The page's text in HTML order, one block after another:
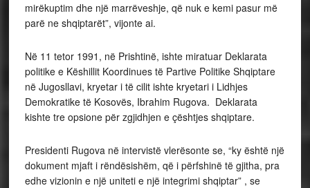
mirëkuptim dhe një marrëveshje, që nuk e kemi pasur më
parë ne shqiptarët”, vijonte ai.
Në 11 tetor 1991, në Prishtinë, ishte miratuar Deklarata
politike e Këshillit Koordinues të Partive Politike Shqiptare
në Jugosllavi, kryetar i të cilit ishte kryetari i Lidhjes
Demokratike të Kosovës, Ibrahim Rugova. Deklarata
kishte tre opsione për zgjidhjen e çështjes shqiptare.
Presidenti Rugova në intervistë vlerësonte se, “ky është një
dokument mjaft i rëndësishëm, që i përfshinë të gjitha, pra
edhe vizionin e një uniteti e një integrimi shqiptar” , se